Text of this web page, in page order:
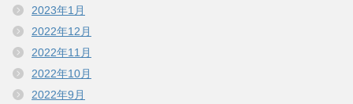
2023年1月
2022年12月
2022年11月
2022年10月
2022年9月